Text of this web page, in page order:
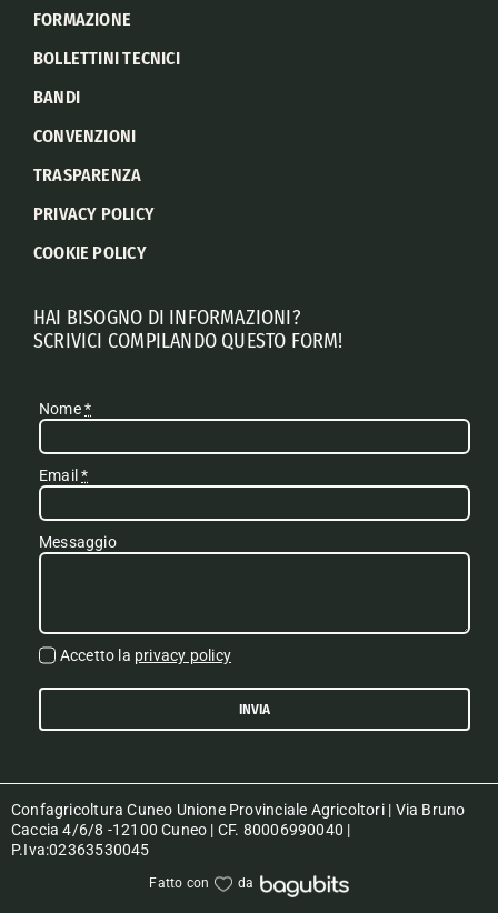
FORMAZIONE
BOLLETTINI TECNICI
BANDI
CONVENZIONI
TRASPARENZA
PRIVACY POLICY
COOKIE POLICY
HAI BISOGNO DI INFORMAZIONI?
SCRIVICI COMPILANDO QUESTO FORM!
Nome*
Email*
Messaggio
Accetto la privacy policy
INVIA
Confagricoltura Cuneo Unione Provinciale Agricoltori | Via Bruno
Caccia 4/6/8 -12100 Cuneo | CF. 80006990040 |
P.Iva:02363530045
Fatto con da